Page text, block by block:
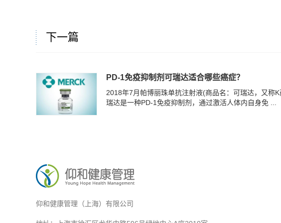
下一篇
PD-1免疫抑制剂可瑞达适合哪些癌症？
2018年7月帕博丽珠单抗注射液(商品名：可瑞达，又称
瑞达是一种PD-1免疫抑制剂，通过激活人体内自身免 ...
仰和健康管理（上海）有限公司